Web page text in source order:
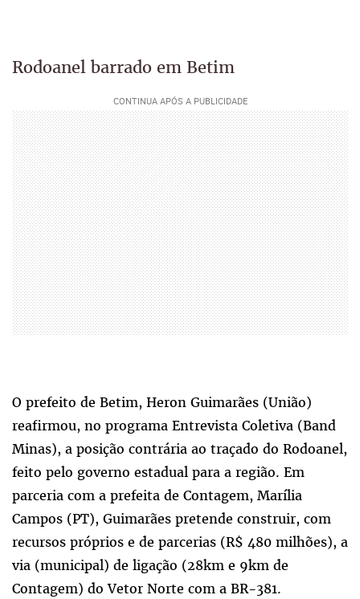
Rodoanel barrado em Betim
O prefeito de Betim, Heron Guimarães (União)
reafirmou, no programa Entrevista Coletiva (Band
Minas), a posição contrária ao traçado do Rodoanel,
feito pelo governo estadual para a região. Em
parceria com a prefeita de Contagem, Marília
Campos (PT), Guimarães pretende construir, com
recursos próprios e de parcerias (R$ 480 milhões), a
via (municipal) de ligação (28km e 9km de
Contagem) do Vetor Norte com a BR-381.